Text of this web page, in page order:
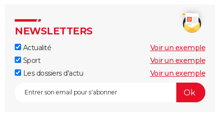
NEWSLETTERS
Actualité
Voir un exemple
Sport
Voir un exemple
Les dossiers d'actu
Voir un exemple